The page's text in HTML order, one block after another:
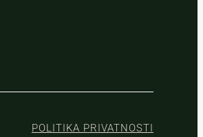
POLITIKA PRIVATNOSTI